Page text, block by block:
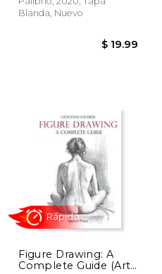
$
Blanda, Nuevo
Figure Drawing: A
Complete Guide (Art